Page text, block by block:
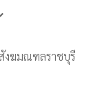
งฆมณฑลราชบุรี